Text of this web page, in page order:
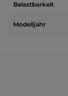
Belastbarkeit
Modelljahr